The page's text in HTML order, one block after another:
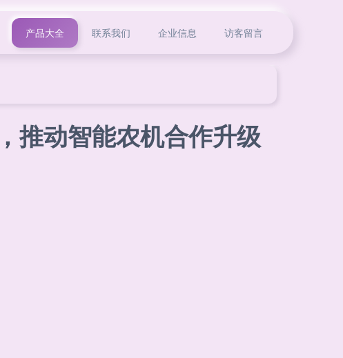
产品大全 联系我们 企业信息 访客留言
推动智能农机合作升级